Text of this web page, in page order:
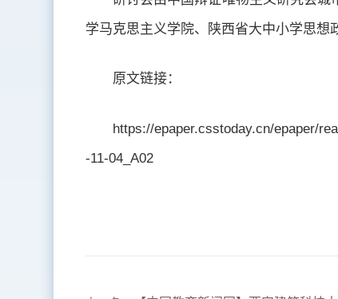
学马克思主义学院、陕西省大中小学思想
原文链接：
https://epaper.csstoday.cn/epaper/
-11-04_A02